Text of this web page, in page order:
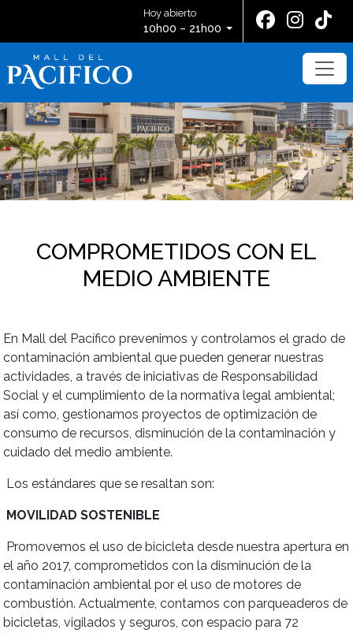
Hoy abierto
10h00 – 21h00
COMPROMETIDOS CON EL
MEDIO AMBIENTE
En Mall del Pacífico prevenimos y controlamos el grado de
contaminación ambiental que pueden generar nuestras
actividades, a través de iniciativas de Responsabilidad
Social y el cumplimiento de la normativa legal ambiental;
así como, gestionamos proyectos de optimización de
consumo de recursos, disminución de la contaminación y
cuidado del medio ambiente.
Los estándares que se resaltan son:
MOVILIDAD SOSTENIBLE
Promovemos el uso de bicicleta desde nuestra apertura en
el año 2017, comprometidos con la disminución de la
contaminación ambiental por el uso de motores de
combustión. Actualmente, contamos con parqueaderos de
bicicletas, vigilados y seguros, con espacio para 72